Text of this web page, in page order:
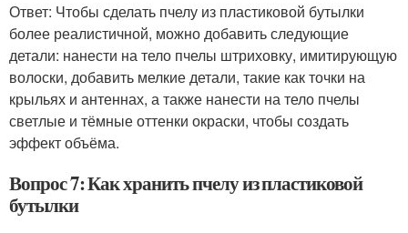
Ответ: Чтобы сделать пчелу из пластиковой бутылки
более реалистичной, можно добавить следующие
детали: нанести на тело пчелы штриховку, имитирующую
волоски, добавить мелкие детали, такие как точки на
крыльях и антеннах, а также нанести на тело пчелы
светлые и тёмные оттенки окраски, чтобы создать
эффект объёма.
Вопрос 7: Как хранить пчелу из пластиковой
бутылки